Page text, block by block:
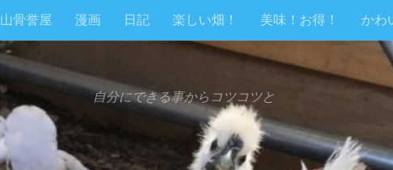
山骨誉屋 漫画 日記 楽しい畑！ 美味！お得！ かわ
自分にできる事からコツコツと